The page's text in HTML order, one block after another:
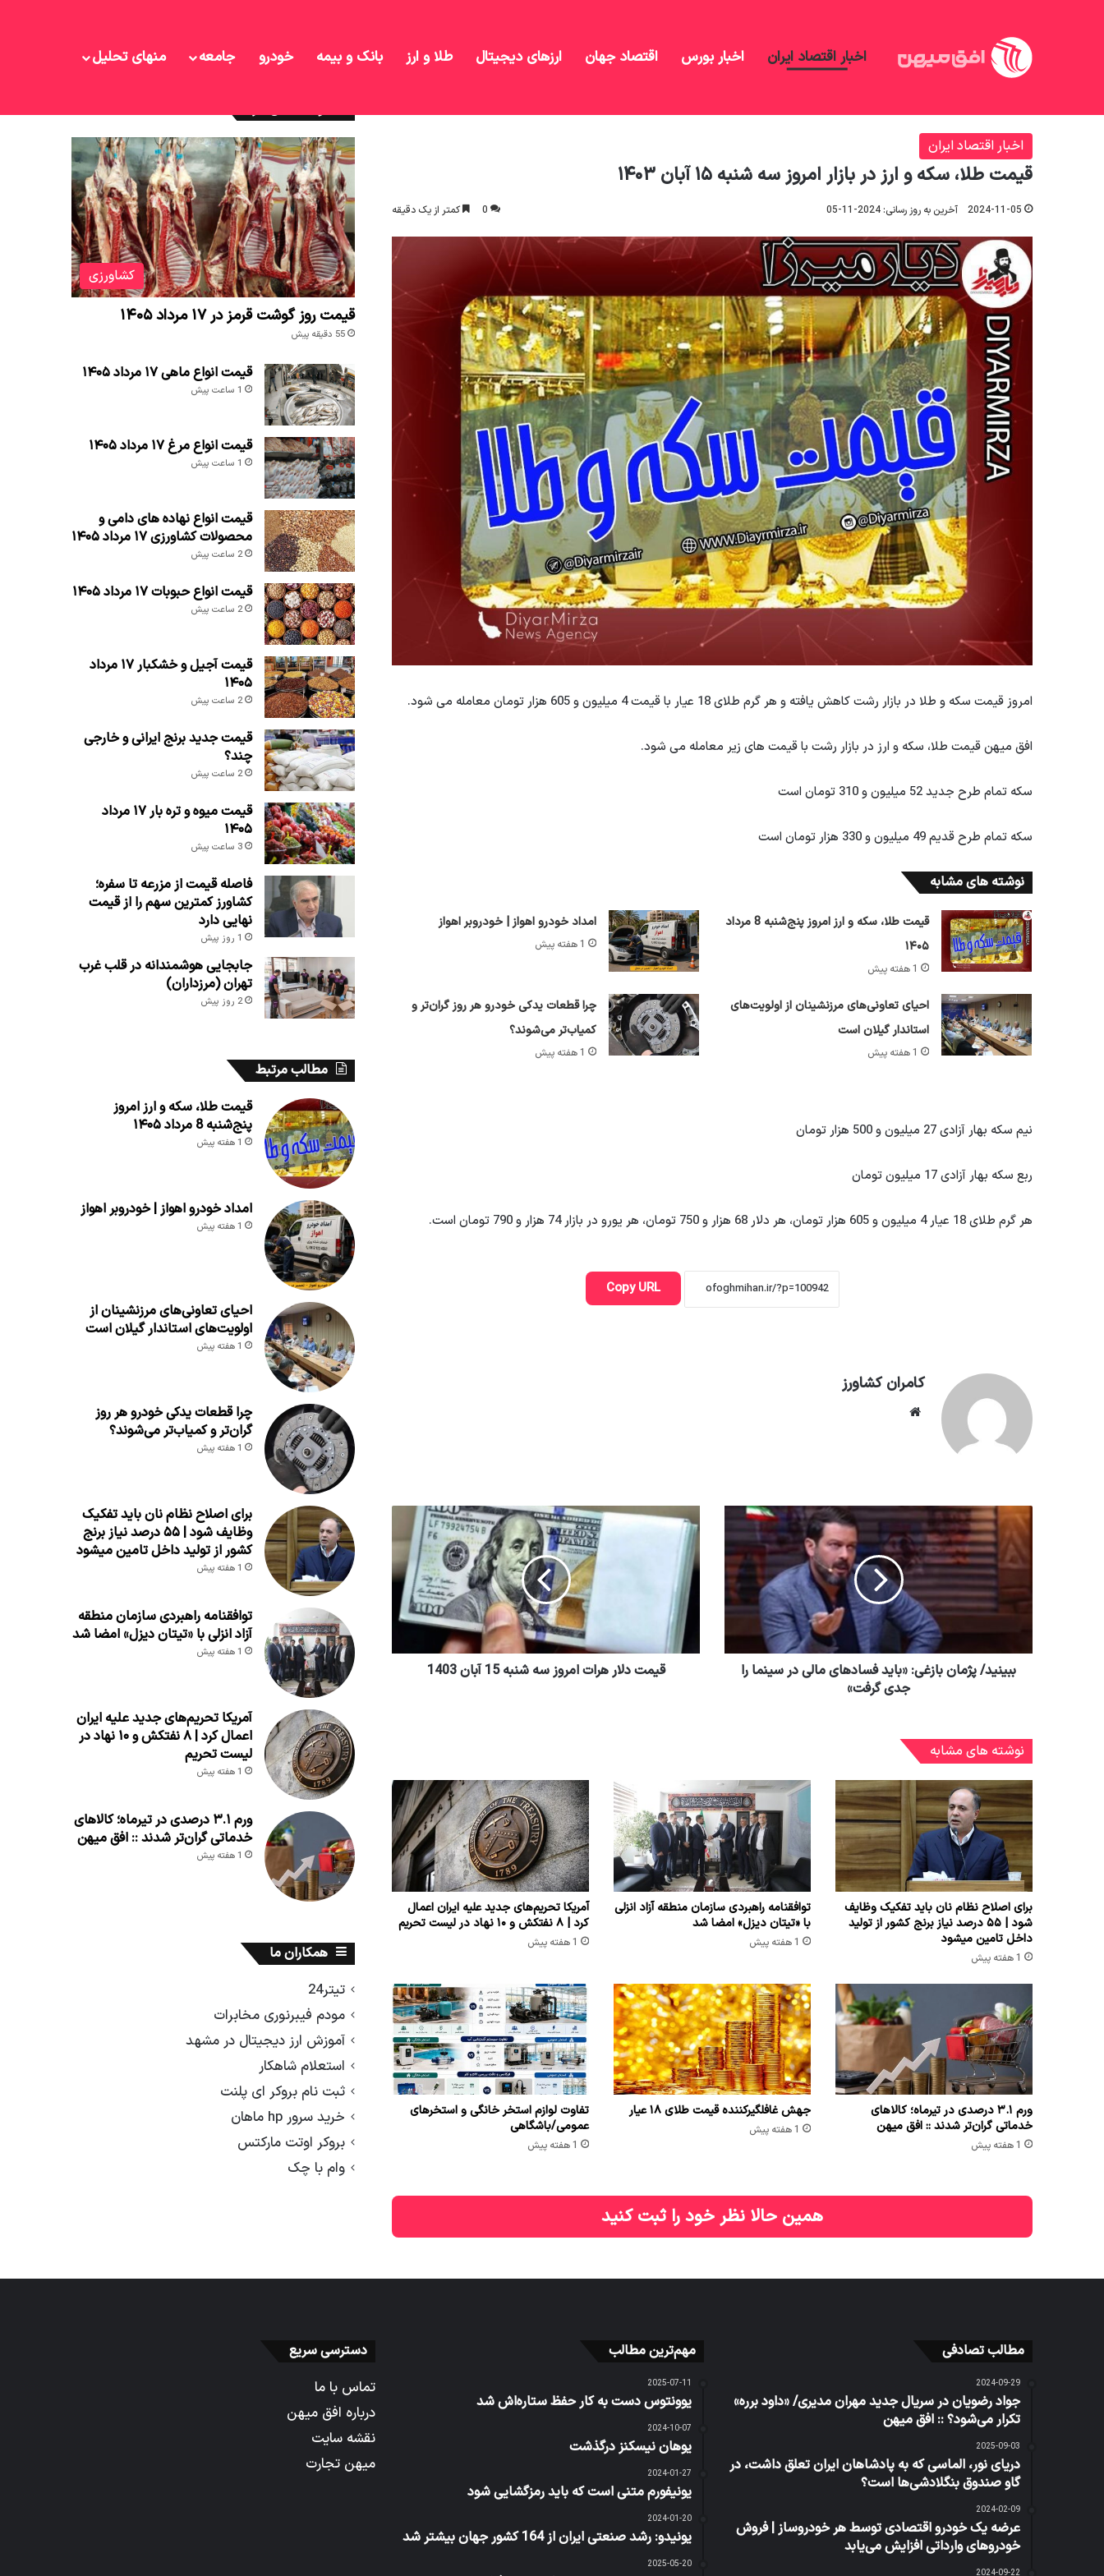
اخبار اقتصاد ایران اخبار بورس اقتصاد جهان ارزهای دیجیتال طلا و ارز بانک و بیمه خودرو جامعه منهای تحلیل
اخبار اقتصاد ایران
قیمت طلا، سکه و ارز در بازار امروز سه شنبه ۱۵ آبان ۱۴۰۳
2024-11-05 آخرین به روز رسانی: 2024-11-05 0 کمتر از یک دقیقه
امروز قیمت سکه و طلا در بازار رشت کاهش یافته و هر گرم طلای 18 عیار با قیمت 4 میلیون و 605 هزار تومان معامله می شود.
افق میهن قیمت طلا، سکه و ارز در بازار رشت با قیمت های زیر معامله می شود.
سکه تمام طرح جدید 52 میلیون و 310 تومان است
سکه تمام طرح قدیم 49 میلیون و 330 هزار تومان است
نوشته های مشابه
قیمت طلا، سکه و ارز امروز پنج‌شنبه 8 مرداد
۱۴۰۵
1 هفته پیش
امداد خودرو اهواز | خودروبر اهواز
1 هفته پیش
احیای تعاونی‌های مرزنشینان از اولویت‌های
استاندار گیلان است
1 هفته پیش
چرا قطعات یدکی خودرو هر روز گران‌تر و
کمیاب‌تر می‌شوند؟
1 هفته پیش
نیم سکه بهار آزادی 27 میلیون و 500 هزار تومان
ربع سکه بهار آزادی 17 میلیون تومان
هر گرم طلای 18 عیار 4 میلیون و 605 هزار تومان، هر دلار 68 هزار و 750 تومان، هر یورو در بازار 74 هزار و 790 تومان است.
Copy URL
کامران کشاورز
ببینید/ پژمان بازغی: «باید فسادهای مالی در سینما را
جدی گرفت»
قیمت دلار هرات امروز سه‌ شنبه 15 آبان 1403
نوشته های مشابه
برای اصلاح نظام نان باید تفکیک وظایف
شود | ۵۵ درصد نیاز برنج کشور از تولید
داخل تامین میشود
1 هفته پیش
توافقنامه راهبردی سازمان منطقه آزاد انزلی
با «تیتان دیزل» امضا شد
1 هفته پیش
آمریکا تحریم‌های جدید علیه ایران اعمال
کرد | ۸ نفتکش و ۱۰ نهاد در لیست تحریم
1 هفته پیش
ورم ۳.۱ درصدی در تیرماه؛ کالاهای
خدماتی گران‌تر شدند :: افق میهن
1 هفته پیش
جهش غافلگیرکننده قیمت طلای ۱۸ عیار
1 هفته پیش
تفاوت لوازم استخر خانگی و استخرهای
عمومی/باشگاهی
1 هفته پیش
همین حالا نظر خود را ثبت کنید
کشاورزی
قیمت روز گوشت قرمز در ۱۷ مرداد ۱۴۰۵
55 دقیقه پیش
قیمت انواع ماهی ۱۷ مرداد ۱۴۰۵
1 ساعت پیش
قیمت انواع مرغ ۱۷ مرداد ۱۴۰۵
1 ساعت پیش
قیمت انواع نهاده های دامی و
محصولات کشاورزی ۱۷ مرداد ۱۴۰۵
2 ساعت پیش
قیمت انواع حبوبات ۱۷ مرداد ۱۴۰۵
2 ساعت پیش
قیمت آجیل و خشکبار ۱۷ مرداد
۱۴۰۵
2 ساعت پیش
قیمت جدید برنج ایرانی و خارجی
چند؟
2 ساعت پیش
قیمت میوه و تره بار ۱۷ مرداد
۱۴۰۵
3 ساعت پیش
فاصله قیمت از مزرعه تا سفره؛
کشاورز کمترین سهم را از قیمت
نهایی دارد
1 روز پیش
جابجایی هوشمندانه در قلب غرب
تهران (مرزداران)
2 روز پیش
مطالب مرتبط
قیمت طلا، سکه و ارز امروز
پنج‌شنبه 8 مرداد ۱۴۰۵
1 هفته پیش
امداد خودرو اهواز | خودروبر اهواز
1 هفته پیش
احیای تعاونی‌های مرزنشینان از
اولویت‌های استاندار گیلان است
1 هفته پیش
چرا قطعات یدکی خودرو هر روز
گران‌تر و کمیاب‌تر می‌شوند؟
1 هفته پیش
برای اصلاح نظام نان باید تفکیک
وظایف شود | ۵۵ درصد نیاز برنج
کشور از تولید داخل تامین میشود
1 هفته پیش
توافقنامه راهبردی سازمان منطقه
آزاد انزلی با «تیتان دیزل» امضا شد
1 هفته پیش
آمریکا تحریم‌های جدید علیه ایران
اعمال کرد | ۸ نفتکش و ۱۰ نهاد در
لیست تحریم
1 هفته پیش
ورم ۳.۱ درصدی در تیرماه؛ کالاهای
خدماتی گران‌تر شدند :: افق میهن
1 هفته پیش
همکاران ما
تیتر24
مودم فیبرنوری مخابرات
آموزش ارز دیجیتال در مشهد
استعلام شاهکار
ثبت نام بروکر ای پلنت
خرید سرور hp ماهان
بروکر اوتت مارکتس
وام با چک
مطالب تصادفی
2024-09-29
جواد رضویان در سریال جدید مهران مدیری/ «داود برره»
تکرار می‌شود؟ :: افق میهن
2025-09-03
دریای نور، الماسی که به پادشاهان ایران تعلق داشت، در
گاو صندوق بنگلادشی‌ها است؟
2024-02-09
عرضه یک خودرو اقتصادی توسط هر خودروساز | فروش
خودروهای وارداتی افزایش می‌یابد
2024-09-22
مهم‌ترین مطالب
2025-07-11
یوونتوس دست به کار حفظ ستاره‌اش شد
2024-10-07
یوهان نیسکنز درگذشت
2024-01-27
یونیفورم متنی است که باید رمزگشایی شود
2024-01-20
یونیدو: رشد صنعتی ایران از 164 کشور جهان بیشتر شد
2025-05-20
دسترسی سریع
تماس با ما
درباره افق میهن
نقشه سایت
میهن تجارت